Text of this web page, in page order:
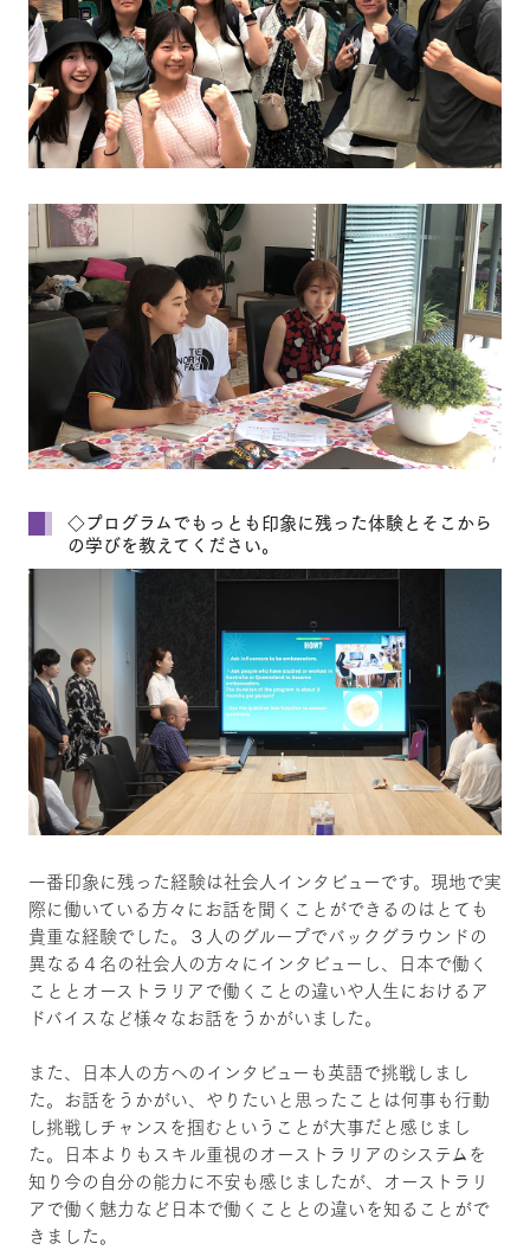
◇プログラムでもっとも印象に残った体験とそこから
の学びを教えてください。
一番印象に残った経験は社会人インタビューです。現地で実
際に働いている方々にお話を聞くことができるのはとても
貴重な経験でした。３人のグループでバックグラウンドの
異なる４名の社会人の方々にインタビューし、日本で働く
こととオーストラリアで働くことの違いや人生におけるア
ドバイスなど様々なお話をうかがいました。
また、日本人の方へのインタビューも英語で挑戦しまし
た。お話をうかがい、やりたいと思ったことは何事も行動
し挑戦しチャンスを掴むということが大事だと感じまし
た。日本よりもスキル重視のオーストラリアのシステムを
知り今の自分の能力に不安も感じましたが、オーストラリ
アで働く魅力など日本で働くこととの違いを知ることがで
きました。